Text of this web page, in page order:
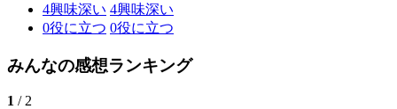
4興味深い 4興味深い
0役に立つ 0役に立つ
みんなの感想ランキング
1 / 2